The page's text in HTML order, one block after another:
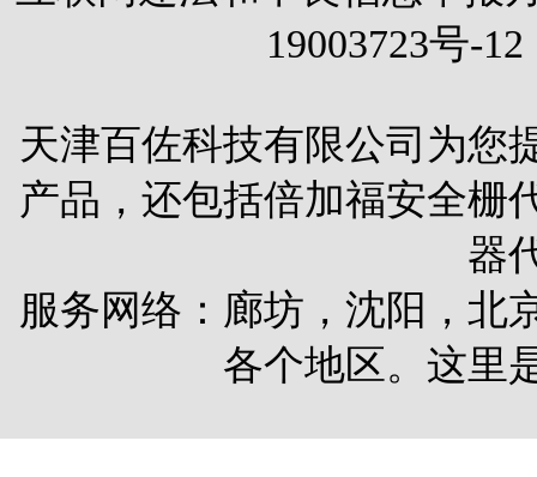
19003723号-12
天津百佐科技有限公司为您
产品，还包括倍加福安全栅
器
服务网络：廊坊，沈阳，北
各个地区。这里